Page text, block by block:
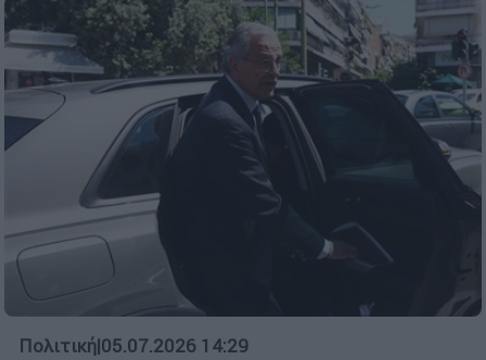
Πολιτική|05.07.2026 14:29